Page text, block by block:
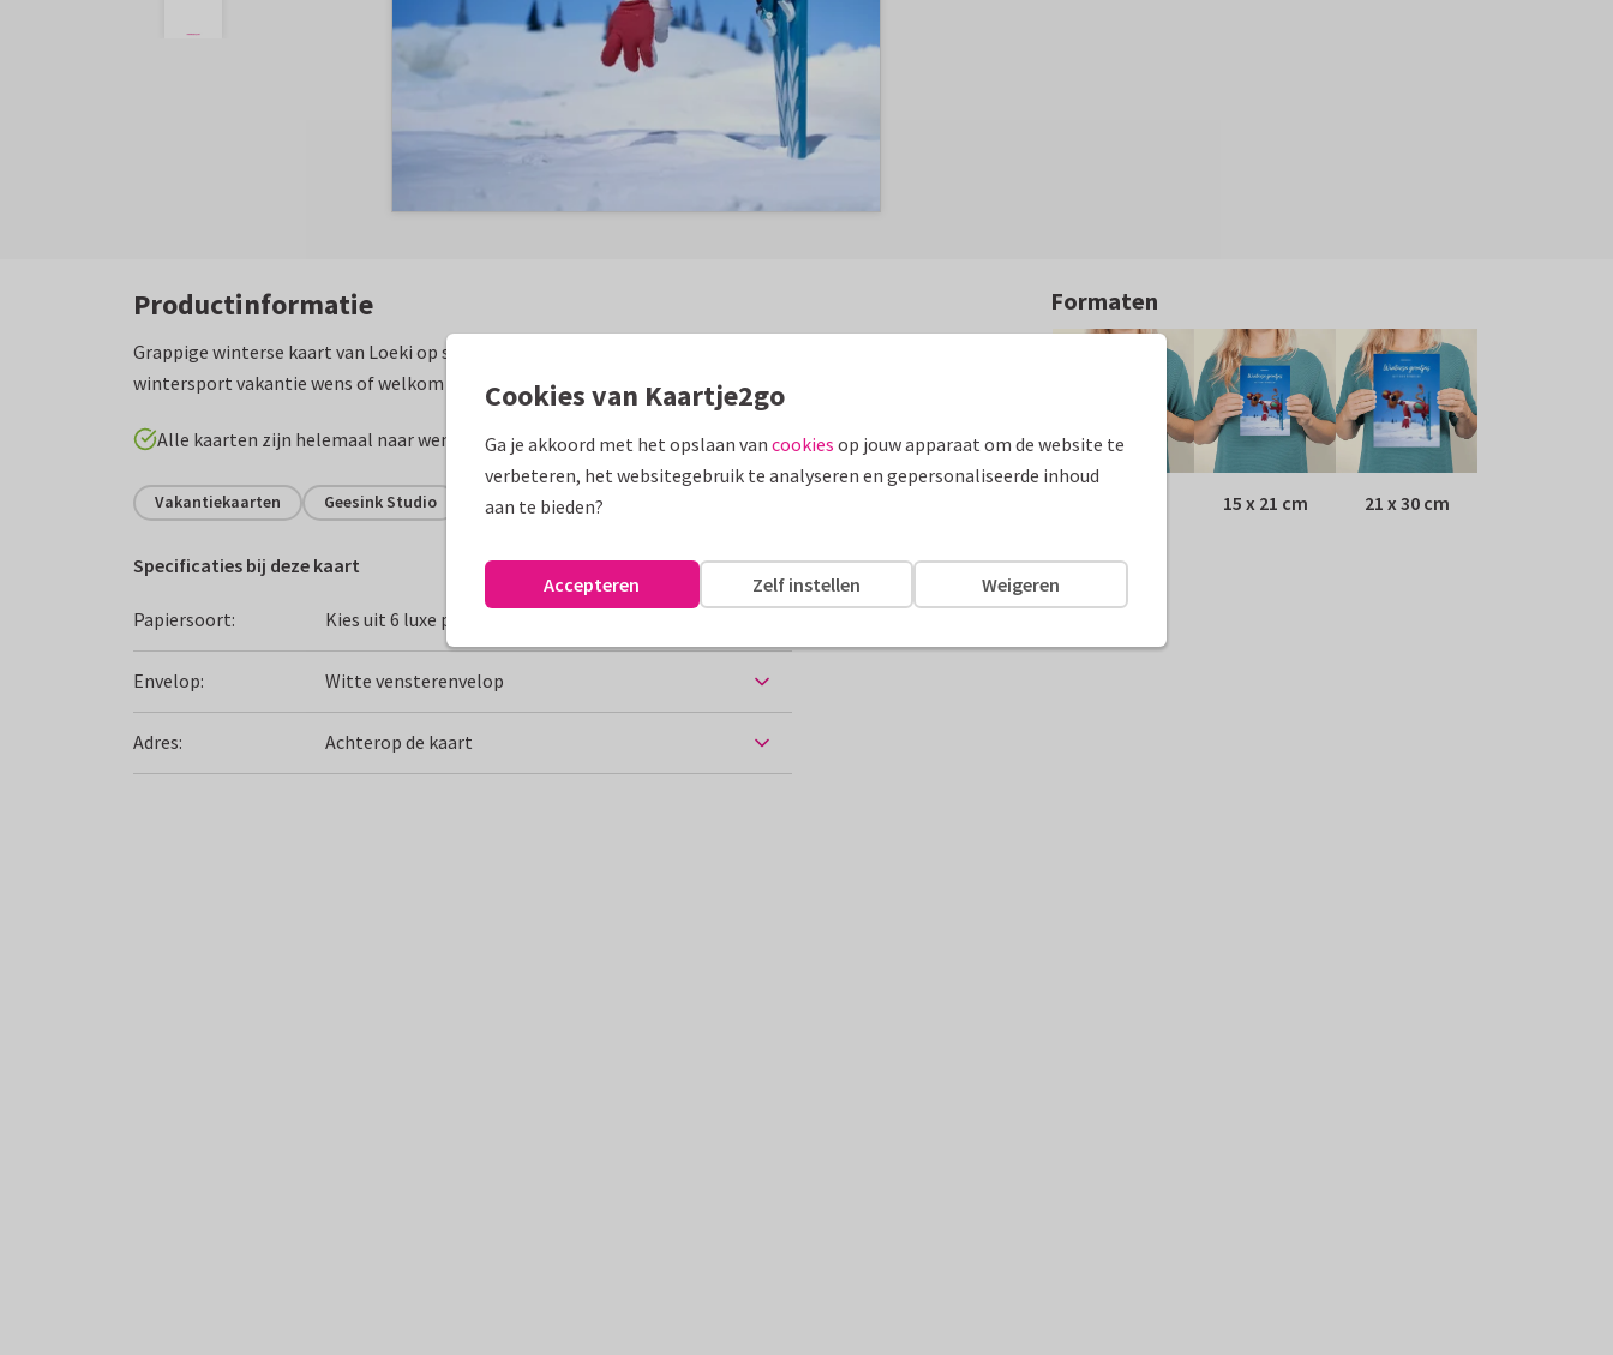
Productinformatie
Grappige winterse kaart van Loeki op ski's in de sneeuw als vakantiegroet, fijne
wintersport vakantie wens of welkom thuis. Ook leuk als ansichtkaart.
Alle kaarten zijn helemaal naar wens aan te passen
Vakantiekaarten Geesink Studio Oostenrijk
Specificaties bij deze kaart
Papiersoort: Kies uit 6 luxe papiersoorten
Envelop: Witte vensterenvelop
Adres: Achterop de kaart
Formaten
15 x 21 cm 21 x 30 cm
Cookies van Kaartje2go
Ga je akkoord met het opslaan van cookies op jouw apparaat om de website te
verbeteren, het websitegebruik te analyseren en gepersonaliseerde inhoud
aan te bieden?
Weigeren
Zelf instellen
Accepteren